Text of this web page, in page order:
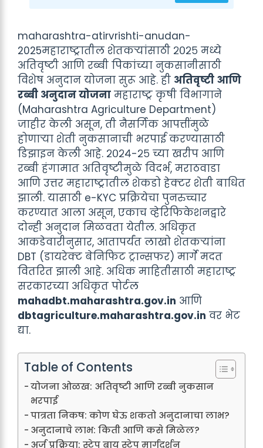
maharashtra-atirvrishti-anudan-
2025महाराष्ट्रातील शेतकऱ्यांसाठी २०२५ मध्ये
अतिवृष्टी आणि रब्बी पिकांच्या नुकसानीसाठी
विशेष अनुदान योजना सुरू आहे. ही अतिवृष्टी आणि
रब्बी अनुदान योजना महाराष्ट्र कृषी विभागाने
(Maharashtra Agriculture Department)
जाहीर केली असून, ती नैसर्गिक आपत्तींमुळे
होणाऱ्या शेती नुकसानाची भरपाई करण्यासाठी
डिझाइन केली आहे. २०२४-२५ च्या खरीप आणि
रब्बी हंगामात अतिवृष्टीमुळे विदर्भ, मराठवाडा
आणि उत्तर महाराष्ट्रातील शेकडो हेक्टर शेती बाधित
झाली. यासाठी e-KYC प्रक्रियेचा पुनरुच्चार
करण्यात आला असून, एकाच व्हेरिफिकेशनद्वारे
दोन्ही अनुदान मिळवता येतील. अधिकृत
आकडेवारीनुसार, आतापर्यंत लाखो शेतकऱ्यांना
DBT (डायरेक्ट बेनिफिट ट्रान्सफर) मार्गे मदत
वितरित झाली आहे. अधिक माहितीसाठी महाराष्ट्र
सरकारच्या अधिकृत पोर्टल
mahadbt.maharashtra.gov.in आणि
dbtagriculture.maharashtra.gov.in वर भेट
द्या.
Table of Contents
योजना ओळख: अतिवृष्टी आणि रब्बी नुकसान
भरपाई
पात्रता निकष: कोण घेऊ शकतो अनुदानाचा लाभ?
अनुदानाचे लाभ: किती आणि कसे मिळेल?
अर्ज प्रक्रिया: स्टेप बाय स्टेप मार्गदर्शन